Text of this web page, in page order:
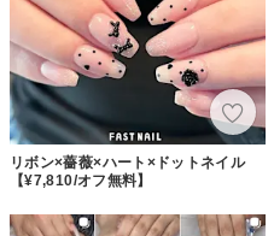
リボン×薔薇×ハート×ドットネイル
【¥7,810/オフ無料】